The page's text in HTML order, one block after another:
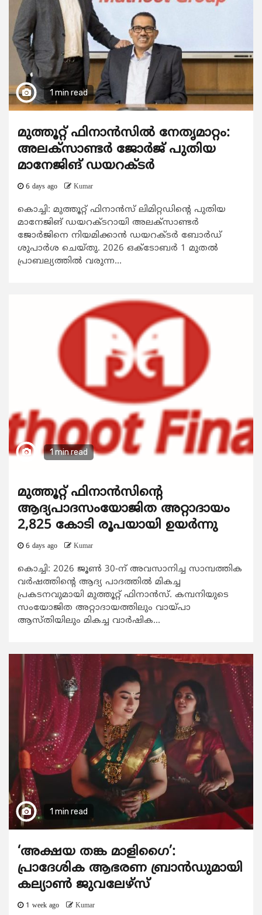
1 min read
മുത്തൂറ്റ് ഫിനാൻസിൽ നേതൃമാറ്റം:
അലക്സാണ്ടർ ജോർജ് പുതിയ
മാനേജിങ് ഡയറക്ടർ
6 days ago Kumar
കൊച്ചി: മുത്തൂറ്റ് ഫിനാൻസ് ലിമിറ്റഡിന്റെ പുതിയ
മാനേജിങ് ഡയറക്ടറായി അലക്സാണ്ടർ
ജോർജിനെ നിയമിക്കാൻ ഡയറക്ടർ ബോർഡ്
ശുപാർശ ചെയ്തു. 2026 ഒക്ടോബർ 1 മുതൽ
പ്രാബല്യത്തിൽ വരുന്ന...
1 min read
മുത്തൂറ്റ് ഫിനാൻസിന്റെ
ആദ്യപാദസംയോജിത അറ്റാദായം
2,825 കോടി രൂപയായി ഉയർന്നു
6 days ago Kumar
കൊച്ചി: 2026 ജൂൺ 30-ന് അവസാനിച്ച സാമ്പത്തിക
വർഷത്തിന്റെ ആദ്യ പാദത്തിൽ മികച്ച
പ്രകടനവുമായി മുത്തൂറ്റ് ഫിനാൻസ്. കമ്പനിയുടെ
സംയോജിത അറ്റാദായത്തിലും വായ്പാ
ആസ്തിയിലും മികച്ച വാർഷിക...
1 min read
‘അക്ഷയ തങ്ക മാളിഗൈ’:
പ്രാദേശിക ആഭരണ ബ്രാന്‍ഡുമായി
കല്യാണ്‍ ജുവലേഴ്‌സ്
1 week ago Kumar